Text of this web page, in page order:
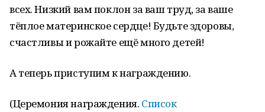
всех. Низкий вам поклон за ваш труд, за ваше
тёплое материнское сердце! Будьте здоровы,
счастливы и рожайте ещё много детей!
А теперь приступим к награждению.
(Церемония награждения. Список